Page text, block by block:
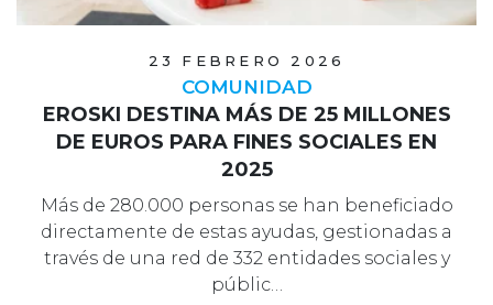
23 FEBRERO 2026
COMUNIDAD
EROSKI DESTINA MÁS DE 25 MILLONES
DE EUROS PARA FINES SOCIALES EN
2025
Más de 280.000 personas se han beneficiado
directamente de estas ayudas, gestionadas a
través de una red de 332 entidades sociales y
públic…